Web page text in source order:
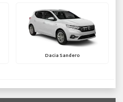
Dacia Sandero